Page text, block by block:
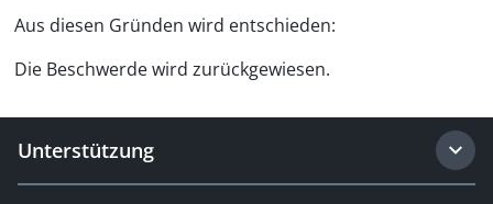
Aus diesen Gründen wird entschieden:
Die Beschwerde wird zurückgewiesen.
Unterstützung